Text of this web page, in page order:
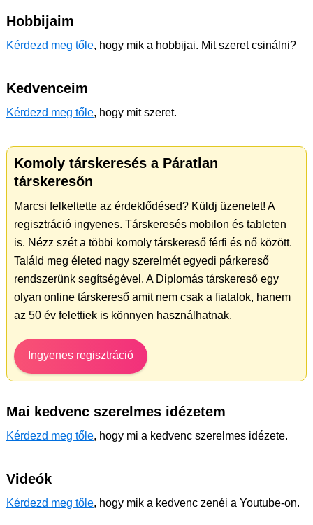
Hobbijaim
Kérdezd meg tőle, hogy mik a hobbijai. Mit szeret csinálni?
Kedvenceim
Kérdezd meg tőle, hogy mit szeret.
Komoly társkeresés a Páratlan
társkeresőn
Marcsi felkeltette az érdeklődésed? Küldj üzenetet! A
regisztráció ingyenes. Társkeresés mobilon és tableten
is. Nézz szét a többi komoly társkereső férfi és nő között.
Találd meg életed nagy szerelmét egyedi párkereső
rendszerünk segítségével. A Diplomás társkereső egy
olyan online társkereső amit nem csak a fiatalok, hanem
az 50 év felettiek is könnyen használhatnak.
Ingyenes regisztráció
Mai kedvenc szerelmes idézetem
Kérdezd meg tőle, hogy mi a kedvenc szerelmes idézete.
Videók
Kérdezd meg tőle, hogy mik a kedvenc zenéi a Youtube-on.